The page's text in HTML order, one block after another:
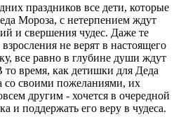
праздников все дети, которые
Мороза, с нетерпением ждут
и свершения чудес. Даже те
не верят в настоящего
все равно в глубине души ждут
время, как детишки для Деда
со своими пожеланиями, их
другим - хочется в очередной
и поддержать его веру в чудеса.